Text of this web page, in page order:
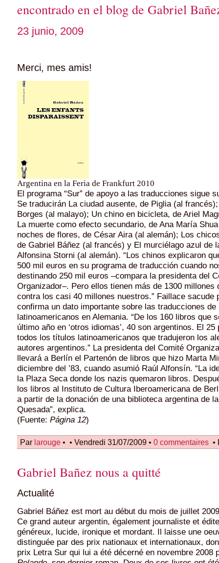
encontrado en el blog de Gabriel
23 junio, 2009
Merci, mes amis!
Argentina en la Feria de Frankfurt 2010
El programa “Sur” de apoyo a las traducciones sigue
Se traducirán La ciudad ausente, de Piglia (al
Borges (al malayo); Un chino en bicicleta, de Ariel
La muerte como efecto secundario, de Ana María
noches de flores, de César Aira (al alemán); Los
de Gabriel Báñez (al francés) y El murciélago azul de
Alfonsina Storni (al alemán). “Los chinos explicaron
500 mil euros en su programa de traducción cuando
destinando 250 mil euros –compara la presidenta del
Organizador–. Pero ellos tienen más de 1300 millones
contra los casi 40 millones nuestros.” Faillace sacude
confirma un dato importante sobre las traducciones de
latinoamericanos en Alemania. “De los 160 libros que
último año en ‘otros idiomas’, 40 son argentinos. El 25
todos los títulos latinoamericanos que tradujeron los
autores argentinos.” La presidenta del Comité
llevará a Berlín el Partenón de libros que hizo Marta
diciembre del ’83, cuando asumió Raúl Alfonsín. “La
la Plaza Seca donde los nazis quemaron libros.
los libros al Instituto de Cultura Iberoamericana de
a partir de la donación de una biblioteca argentina de
Quesada”, explica.
(Fuente: Página 12)
Par larouge • • Vendredi 31/07/2009 • 0 commentaires •
Gabriel Bañez nous a quitté
Actualité
Gabriel Báñez est mort au début du mois de juillet
Ce grand auteur argentin, également journaliste et
généreux, lucide, ironique et mordant. Il laisse une
distinguée par des prix nationaux et internationaux,
prix Letra Sur qui lui a été décerné en novembre 2008